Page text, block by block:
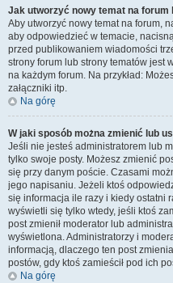
Jak utworzyć nowy temat na forum
Aby utworzyć nowy temat na forum,
aby odpowiedzieć w temacie,
przed publikowaniem wiadomości
strony forum lub strony tematów jest
na każdym forum. Na przykład:
załączniki itp.
Na górę
W jaki sposób można zmienić lub
Jeśli nie jesteś administratorem lub
tylko swoje posty. Możesz zmienić
się przy danym poście. Czasami
jego napisaniu. Jeżeli ktoś
się informacja ile razy i kiedy ostatni
wyświetli się tylko wtedy, jeśli ktoś
post zmienił moderator lub
wyświetlona. Administratorzy i
informacją, dlaczego ten post
postów, gdy ktoś zamieścił pod ich
Na górę